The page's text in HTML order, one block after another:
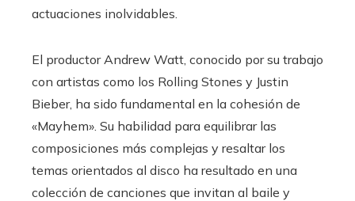
actuaciones inolvidables. ​
El productor Andrew Watt, conocido por su trabajo
con artistas como los Rolling Stones y Justin
Bieber, ha sido fundamental en la cohesión de
«Mayhem». Su habilidad para equilibrar las
composiciones más complejas y resaltar los
temas orientados al disco ha resultado en una
colección de canciones que invitan al baile y